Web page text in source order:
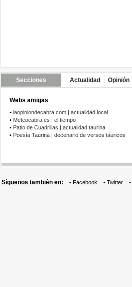
Secciones Actualidad Opinión
Webs amigas
• laopiniondecabra.com | actualidad local
• Meteocabra.es | el tiempo
• Patio de Cuadrillas | actualidad taurina
• Poesía Taurina | decenario de versos táuricos
Síguenos también en: • Facebook • Twitter •